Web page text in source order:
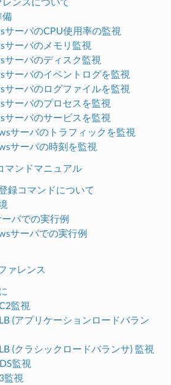
ンスについて
備
サーバのCPU使用率の監視
サーバのメモリ監視
サーバのディスク監視
サーバのイベントログを監視
サーバのログファイルを監視
サーバのプロセスを監視
サーバのサービスを監視
サーバのトラフィックを監視
サーバの時刻を監視
マンドマニュアル
録コマンドについて
バでの実行例
サーバでの実行例
ァレンス
監視
(アプリケーションロードバラン
(クラシックロードバランサ) 監視
監視
監視